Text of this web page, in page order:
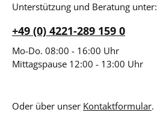
Unterstützung und Beratung unter:
+49 (0) 4221-289 159 0
Mo-Do. 08:00 - 16:00 Uhr
Mittagspause 12:00 - 13:00 Uhr
Oder über unser Kontaktformular.